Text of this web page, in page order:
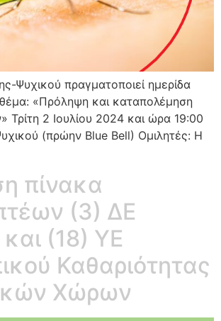
Ψυχικού πραγματοποιεί ημερίδα
«Πρόληψη και καταπολέμηση
Τρίτη 2 Ιουλίου 2024 και ώρα 19:00
(πρώην Blue Bell) Ομιλητές: Η
πίνακα
(3) ΔΕ
(18) ΥΕ
Καθαριότητας
Χώρων